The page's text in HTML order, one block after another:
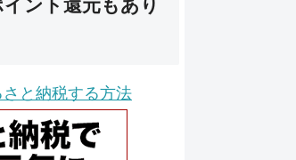
イント還元もあり
と納税する方法